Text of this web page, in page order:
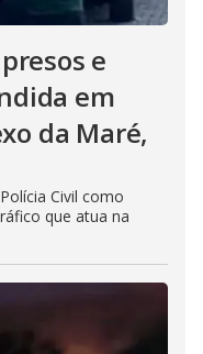
e
em
da Maré,
Civil como
que atua na